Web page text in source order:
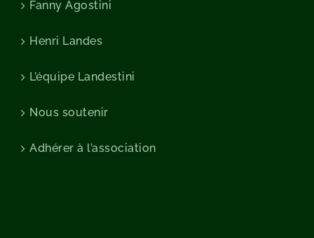
Fanny Agostini
Henri Landes
L’équipe Landestini
Nous soutenir
Adhérer à l’association